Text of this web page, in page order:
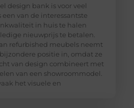
design bank is voor veel
van de interessantste
in huis te halen
nieuwprijs te betalen.
refurbished meubels neemt
positie in, omdat ze
van design combineert met
van een showroommodel.
het visuele en